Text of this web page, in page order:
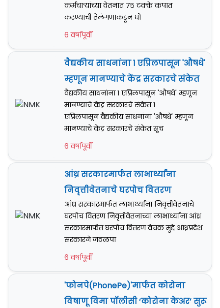
कर्मचार्‍यांच्या वेतनात ७५ टक्के कपात
करण्याची तेलंगणाकडून घो
6 वर्षापूर्वी
वैद्यकीय साधनांना १ एप्रिलपासून 'औषधे'
म्हणून मानण्याचे केंद्र सरकारचे संकेत
वैद्यकीय साधनांना १ एप्रिलपासून 'औषधे' म्हणून
मानण्याचे केंद्र सरकारचे संकेत १
एप्रिलपासून वैद्यकीय साधनांना 'औषधे' म्हणून
मानण्याचे केंद्र सरकारचे संकेत सूच
6 वर्षापूर्वी
आंध्र सरकारमार्फत लाभार्थ्यांना
निवृत्तीवेतनाचे घरपोच वितरण
आंध्र सरकारमार्फत लाभार्थ्यांना निवृत्तीवेतनाचे
घरपोच वितरण निवृत्तीवेतनाच्या लाभार्थ्यांना आंध्र
सरकारमार्फत घरपोच वितरण वेचक मुद्दे आंध्रप्रदेश
सरकारने जवळपा
6 वर्षापूर्वी
'फोनपे(PhonePe)'मार्फत कोरोना
विषाणू विमा पॉलीसी ‘कोरोना केअर’ सुरू